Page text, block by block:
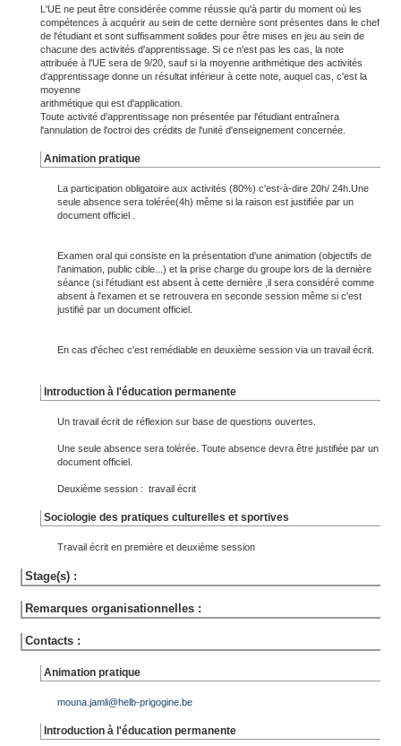
L'UE ne peut être considérée comme réussie qu'à partir du moment où les
compétences à acquérir au sein de cette dernière sont présentes dans le chef
de l'étudiant et sont suffisamment solides pour être mises en jeu au sein de
chacune des activités d'apprentissage. Si ce n'est pas les cas, la note
attribuée à l'UE sera de 9/20, sauf si la moyenne arithmétique des activités
d'apprentissage donne un résultat inférieur à cette note, auquel cas, c'est la
moyenne
arithmétique qui est d'application.
Toute activité d'apprentissage non présentée par l'étudiant entraînera
l'annulation de l'octroi des crédits de l'unité d'enseignement concernée.
Animation pratique
La participation obligatoire aux activités (80%) c'est-à-dire 20h/ 24h.Une
seule absence sera tolérée(4h) même si la raison est justifiée par un
document officiel .
Examen oral qui consiste en la présentation d'une animation (objectifs de
l'animation, public cible...) et la prise charge du groupe lors de la dernière
séance (si l'étudiant est absent à cette dernière ,il sera considéré comme
absent à l'examen et se retrouvera en seconde session même si c'est
justifié par un document officiel.
En cas d'échec c'est remédiable en deuxième session via un travail écrit.
Introduction à l'éducation permanente
Un travail écrit de réflexion sur base de questions ouvertes.
Une seule absence sera tolérée. Toute absence devra être justifiée par un
document officiel.
Deuxième session : travail écrit
Sociologie des pratiques culturelles et sportives
Travail écrit en première et deuxième session
Stage(s) :
Remarques organisationnelles :
Contacts :
Animation pratique
mouna.jamli@helb-prigogine.be
Introduction à l'éducation permanente